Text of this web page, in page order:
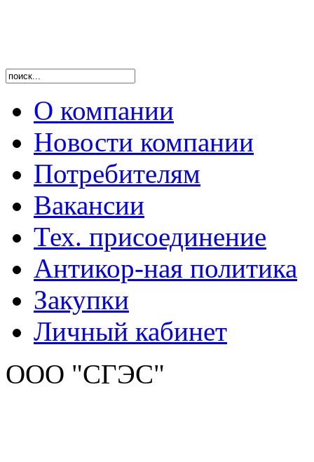
О компании
Новости компании
Потребителям
Вакансии
Тех. присоединение
Антикор-ная политика
Закупки
Личный кабинет
ООО "СГЭС"